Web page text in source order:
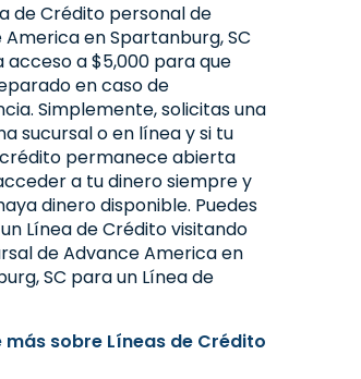
30.1mi
de Crédito personal de
en Spartanburg, SC
acceso a $5,000 para que
en caso de
Simplemente, solicitas una
sucursal o en línea y si tu
permanece abierta
a tu dinero siempre y
dinero disponible. Puedes
Línea de Crédito visitando
de Advance America en
SC para un Línea de
más sobre Líneas de Crédito